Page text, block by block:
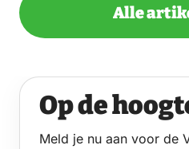
Alle
Op de
Meld je nu aan voor de